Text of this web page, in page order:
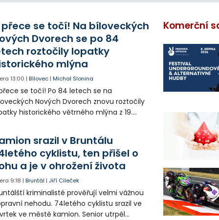
přece se točí! Na bíloveckých
Dvorech se po 84
roztočily lopatky
mlýna
13:00 |Bílovec |Michal Slonina
se točí! Po 84 letech se na
Nových Dvorech znovu roztočily
historického větrného mlýna z 19.
srazil v Bruntálu
cyklistu, ten přišel o
a je v ohrožení života
9:18 |Bruntál |Jiří Cileček
kriminalisté prověřují velmi vážnou
nehodu. 74letého cyklistu srazil ve
ve městě kamion. Senior utrpěl
Komerční